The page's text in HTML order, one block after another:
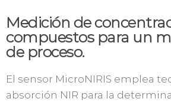
Medición de
compuestos para un
de proceso.
El sensor MicroNIRIS emplea
absorción NIR para la